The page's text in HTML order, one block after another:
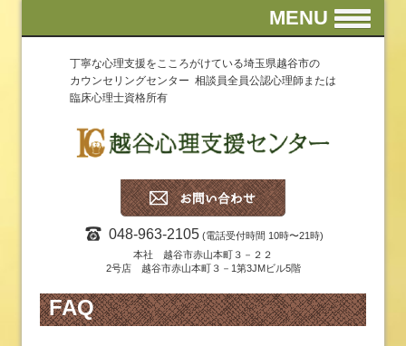
MENU
丁寧な心理支援をこころがけている埼玉県越谷市の
カウンセリングセンター 相談員全員公認心理師または
臨床心理士資格所有
048-963-2105 (電話受付時間 10時〜21時)
本社 越谷市赤山本町３－２２
2号店 越谷市赤山本町３－1第3JMビル5階
FAQ